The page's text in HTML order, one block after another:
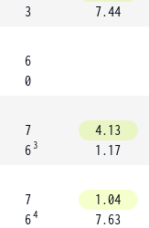
3
7.44
6
0
7
6 3
4.13
1.17
7
64
1.04
7.63